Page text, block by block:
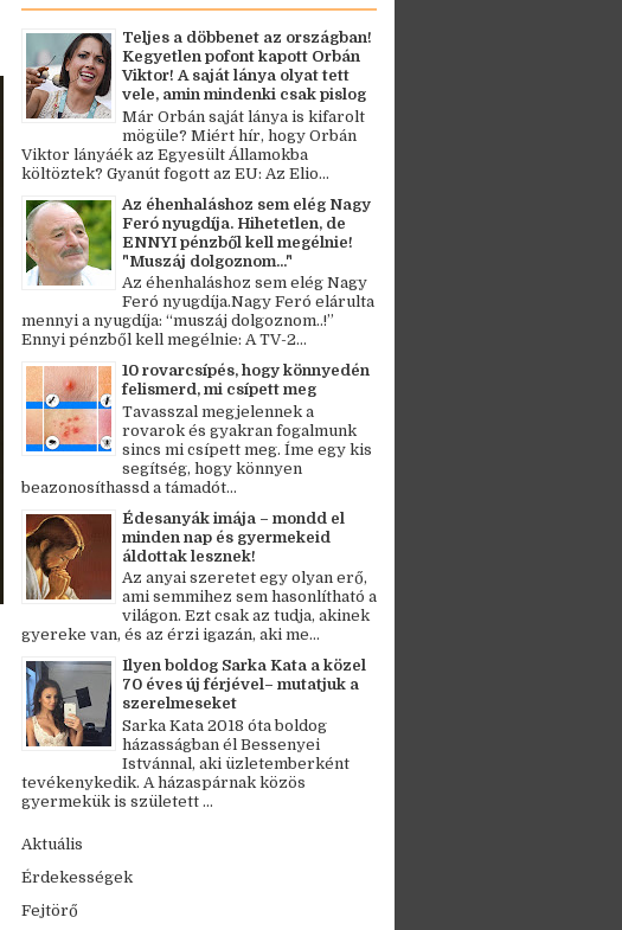
Teljes a döbbenet az országban!
Kegyetlen pofont kapott Orbán
Viktor! A saját lánya olyat tett
vele, amin mindenki csak pislog
Már Orbán saját lánya is kifarolt
mögüle? Miért hír, hogy Orbán
Viktor lányáék az Egyesült Államokba
költöztek? Gyanút fogott az EU: Az Elio...
Az éhenhaláshoz sem elég Nagy
Feró nyugdíja. Hihetetlen, de
ENNYI pénzből kell megélnie!
"Muszáj dolgoznom..."
Az éhenhaláshoz sem elég Nagy
Feró nyugdíja.Nagy Feró elárulta
mennyi a nyugdíja: “muszáj dolgoznom..!”
Ennyi pénzből kell megélnie: A TV-2...
10 rovarcsípés, hogy könnyedén
felismerd, mi csípett meg
Tavasszal megjelennek a
rovarok és gyakran fogalmunk
sincs mi csípett meg. Íme egy kis
segítség, hogy könnyen
beazonosíthassd a támadót...
Édesanyák imája – mondd el
minden nap és gyermekeid
áldottak lesznek!
Az anyai szeretet egy olyan erő,
ami semmihez sem hasonlítható a
világon. Ezt csak az tudja, akinek
gyereke van, és az érzi igazán, aki me...
Ilyen boldog Sarka Kata a közel
70 éves új férjével– mutatjuk a
szerelmeseket
Sarka Kata 2018 óta boldog
házasságban él Bessenyei
Istvánnal, aki üzletemberként
tevékenykedik. A házaspárnak közös
gyermekük is született ...
Aktuális
Érdekességek
Fejtörő